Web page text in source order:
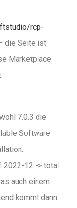
rcp-
die Seite ist
Marketplace
7.0.3 die
Software
2022-12 -> total
auch einem
kommt dann